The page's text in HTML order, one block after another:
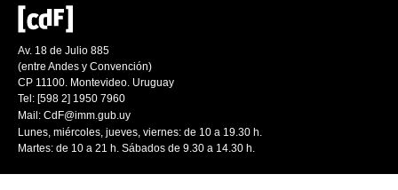
Av. 18 de Julio 885
(entre Andes y Convención)
CP 11100. Montevideo. Uruguay
Tel: [598 2] 1950 7960
Mail: CdF@imm.gub.uy
Lunes, miércoles, jueves, viernes: de 10 a 19.30 h.
Martes: de 10 a 21 h. Sábados de 9.30 a 14.30 h.